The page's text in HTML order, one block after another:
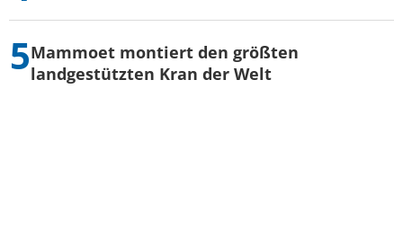
Mammoet montiert den größten
landgestützten Kran der Welt